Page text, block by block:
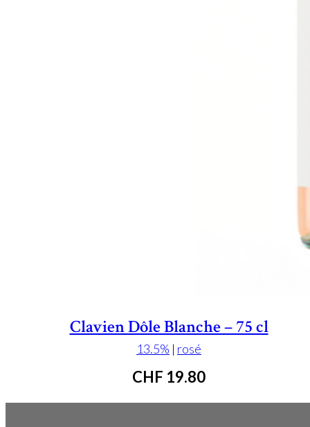
Clavien Dôle Blanche – 75 cl
13.5% | rosé
CHF 19.80